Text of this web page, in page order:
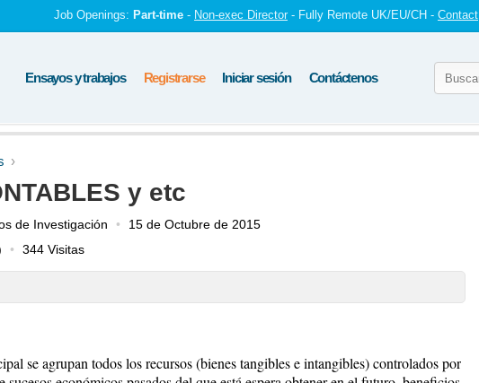
Job Openings: Part-time - Non-exec Director - Fully Remote UK/EU/CH - Contact
Ensayos y trabajos Registrarse Iniciar sesión Contáctenos
y etc
de Investigación
15 de Octubre de 2015
344 Visitas
se agrupan todos los recursos (bienes tangibles e intangibles) controlados por